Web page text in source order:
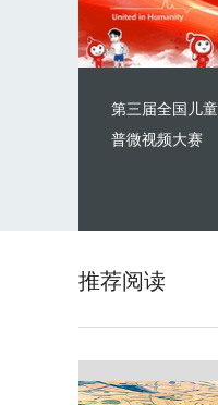
第三届全国儿
普微视频大赛
推荐阅读